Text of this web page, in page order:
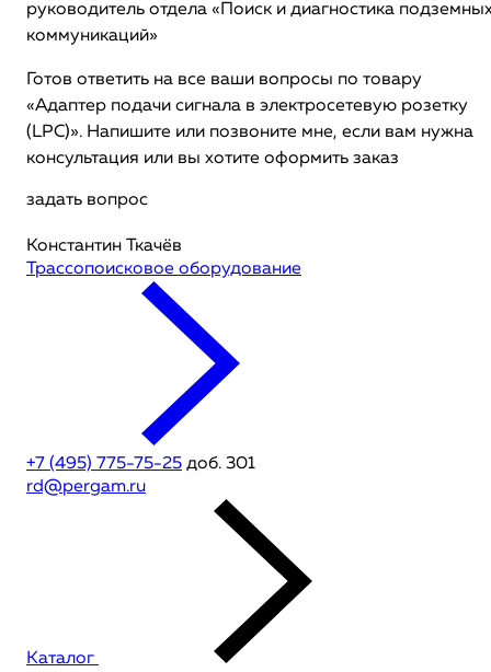
руководитель отдела «Поиск и диагностика
коммуникаций»
Готов ответить на все ваши вопросы по товару
«Адаптер подачи сигнала в электросетевую розетку
(LPC)». Напишите или позвоните мне, если вам нужна
консультация или вы хотите оформить заказ
задать вопрос
Константин Ткачёв
Трассопоисковое оборудование
+7 (495) 775-75-25 доб. 301
rd@pergam.ru
Каталог